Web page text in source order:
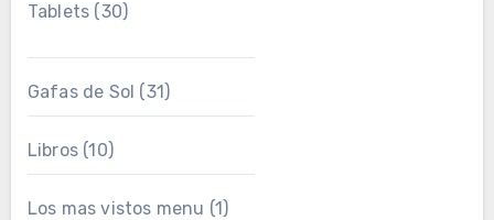
Tablets (30)
Gafas de Sol (31)
Libros(10)
Los mas vistos menu (1)